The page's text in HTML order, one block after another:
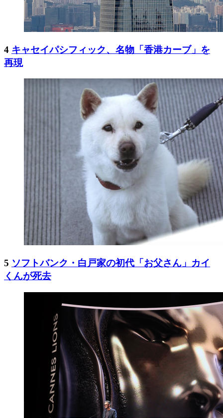
4 キャセイパシフィック、名物「香港カーブ」を
再現
5 ソフトバンク・白戸家の初代「お父さん」カイ
くんが死去